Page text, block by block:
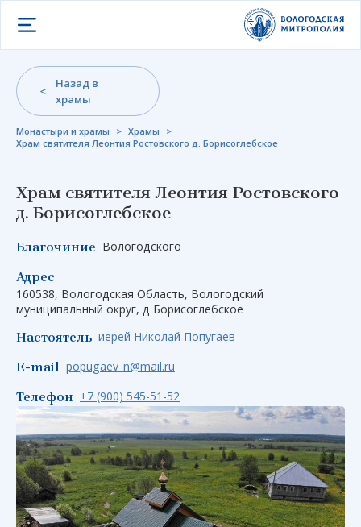
Открыть меню
Монастыри и храмы > Храмы
>
Храм святителя Леонтия Ростовского д. Борисоглебское
Назад в
храмы
Храм святителя Леонтия Ростовского
д. Борисоглебское
Благочиние Вологодского
Адрес
160538, Вологодская Область, Вологодский
муниципальный округ, д Борисоглебское
Настоятель иерей Николай Попугаев
E-mail popugaev_n@mail.ru
Телефон +7 (900) 545-51-52